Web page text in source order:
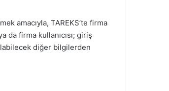
amacıyla, TAREKS’te firma
da firma kullanıcısı; giriş
diğer bilgilerden